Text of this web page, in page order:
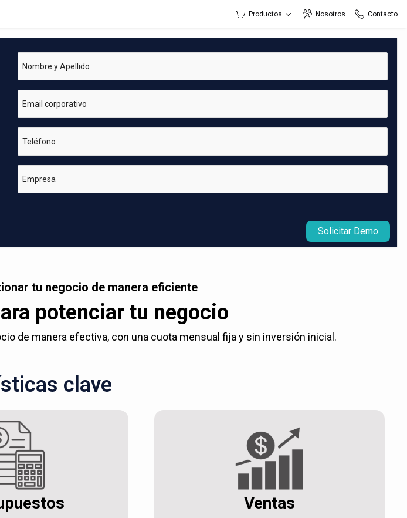
Productos Nosotros Contacto
Nombre y Apellido
Email corporativo
Teléfono
Empresa
Solicitar Demo
tu negocio de manera eficiente
potenciar tu negocio
de manera efectiva, con una cuota mensual fija y sin inversión inicial.
clave
Ventas